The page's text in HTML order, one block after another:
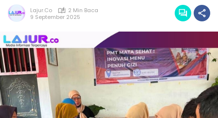
Lajur.co
2 Min Baca
9 September 2025